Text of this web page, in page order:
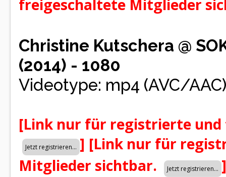
freigeschaltete Mitglieder
Christine Kutschera @
(2014) - 1080
Videotype: mp4 (AVC/AAC)
[Link nur für registrierte
] [Link nur für
Mitglieder sichtbar.
]